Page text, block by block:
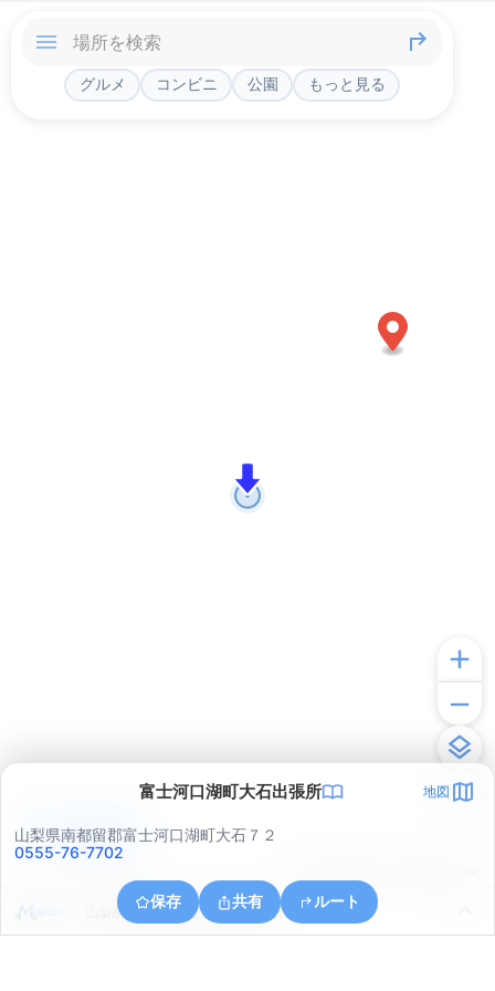
グルメ コンビニ 公園 もっと見る
富士河口湖町大石出張所 地図
山梨県南都留郡富士河口湖町大石７２
0555-76-7702
保存 共有 ルート
山梨県南都留郡富士河口湖町大石
アプリで見る